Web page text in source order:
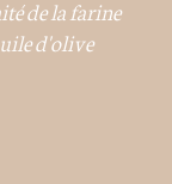
de la farine
d'olive